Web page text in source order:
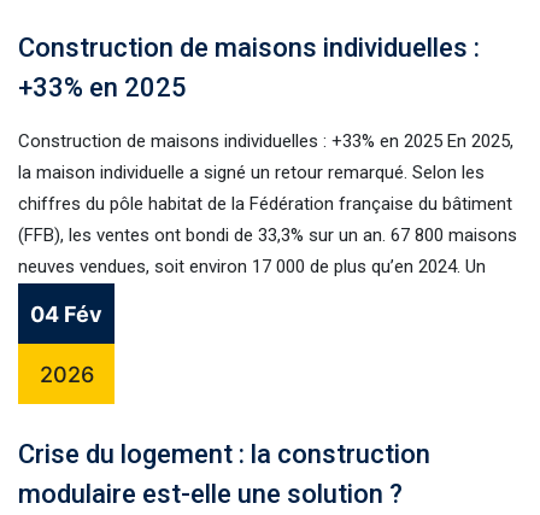
Construction de maisons individuelles :
+33% en 2025
Construction de maisons individuelles : +33% en 2025 En 2025,
la maison individuelle a signé un retour remarqué. Selon les
chiffres du pôle habitat de la Fédération française du bâtiment
(FFB), les ventes ont bondi de 33,3% sur un an. 67 800 maisons
neuves vendues, soit environ 17 000 de plus qu’en 2024. Un
04 Fév
2026
Crise du logement : la construction
modulaire est-elle une solution ?